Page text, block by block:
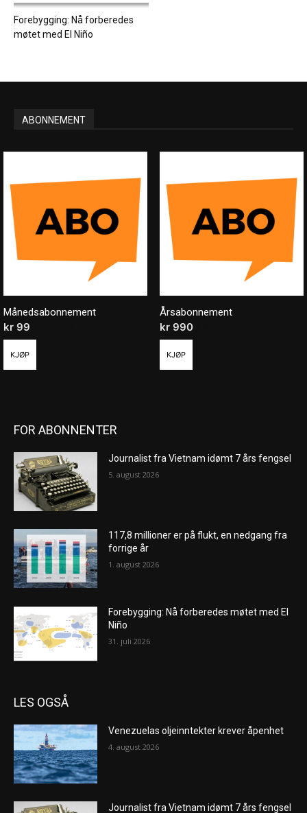
Forebygging: Nå forberedes
møtet med El Niño
ABONNEMENT
Månedsabonnement
kr 99
KJØP
Årsabonnement
kr990
KJØP
FOR ABONNENTER
Journalist fra Vietnam idømt 7 års fengsel
5. august 2026
117,8 millioner er på flukt, en nedgang fra
forrige år
1. august 2026
Forebygging: Nå forberedes møtet med El
Niño
31. juli 2026
LES OGSÅ
Venezuelas oljeinntekter krever åpenhet
4. august 2026
Journalist fra Vietnam idømt 7 års fengsel